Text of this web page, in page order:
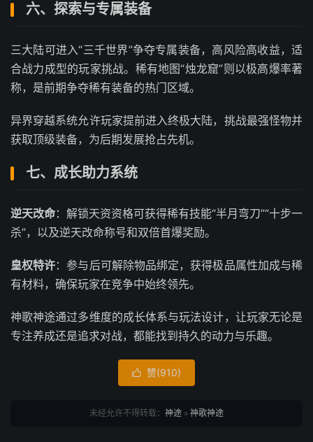
六、探索与专属装备
三大陆可进入“三千世界”争夺专属装备，高风险高收益，适
合战力成型的玩家挑战。稀有地图“烛龙窟”则以极高爆率著
称，是前期争夺稀有装备的热门区域。
异界穿越系统允许玩家提前进入终极大陆，挑战最强怪物并
获取顶级装备，为后期发展抢占先机。
七、成长助力系统
逆天改命：解锁天资资格可获得稀有技能“半月弯刀”“十步一
杀”，以及逆天改命称号和双倍首爆奖励。
皇权特许：参与后可解除物品绑定，获得极品属性加成与稀
有材料，确保玩家在竞争中始终领先。
神歌神途通过多维度的成长体系与玩法设计，让玩家无论是
专注养成还是追求对战，都能找到持久的动力与乐趣。
 赞(910)
未经允许不得转载： 神途 » 神歌神途